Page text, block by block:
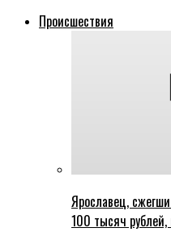
Происшествия
Ярославец,
100 тысяч